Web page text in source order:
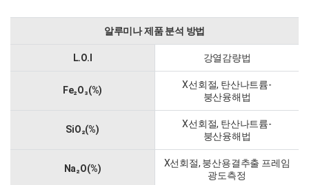
알루미나 제품 분석 방법
L.O.I 강열감량법
Fe₂O₃(%)
X선회절, 탄산나트륨-
붕산융해법
SiO₂(%)
X선회절, 탄산나트륨-
붕산융해법
Na₂O(%)
X선회절, 붕산용결추출 프레임
광도측정